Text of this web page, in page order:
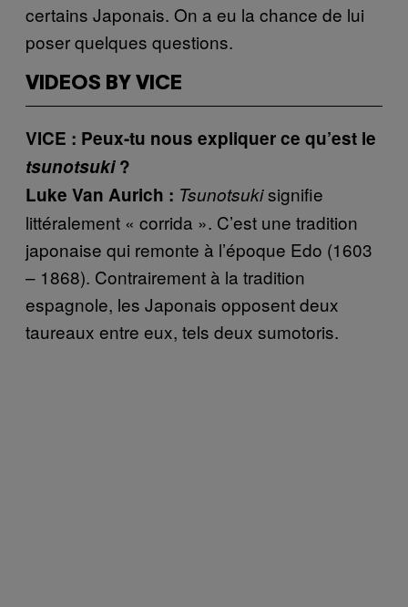
certains Japonais. On a eu la chance de lui
poser quelques questions.
VIDEOS BY VICE
VICE : Peux-tu nous expliquer ce qu’est le
tsunotsuki?
Luke Van Aurich : Tsunotsukisignifie
littéralement « corrida ». C’est une tradition
japonaise qui remonte à l’époque Edo (1603
– 1868). Contrairement à la tradition
espagnole, les Japonais opposent deux
taureaux entre eux, tels deux sumotoris.